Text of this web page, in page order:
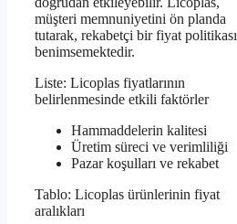
müşteri memnuniyetini ön planda
tutarak, rekabetçi bir fiyat politikası
benimsemektedir.
Liste: Licoplas fiyatlarının
belirlenmesinde etkili faktörler
Hammaddelerin kalitesi
Üretim süreci ve verimliliği
Pazar koşulları ve rekabet
Tablo: Licoplas ürünlerinin fiyat
aralıkları